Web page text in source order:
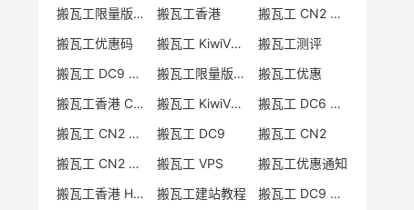
搬瓦工限量版补货
搬瓦工香港
搬瓦工 CN2 GIA-E
搬瓦工优惠码
搬瓦工 KiwiVM 教程
搬瓦工测评
搬瓦工 DC9 CN2 GIA 限量版
搬瓦工限量版补货通知
搬瓦工优惠
搬瓦工香港 CN2 GIA
搬瓦工 KiwiVM 控制面板
搬瓦工 DC6 CN2 GIA-E
搬瓦工 CN2 GIA-E 限量版
搬瓦工 DC9
搬瓦工 CN2
搬瓦工 CN2 GIA 限量版
搬瓦工 VPS
搬瓦工优惠通知
搬瓦工香港 HK85
搬瓦工建站教程 搬瓦工 DC9 限量版